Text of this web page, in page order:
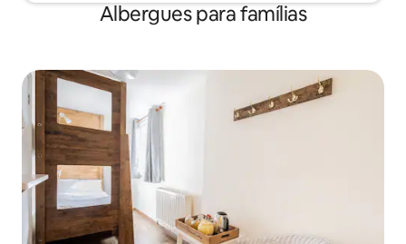
Albergues para famílias